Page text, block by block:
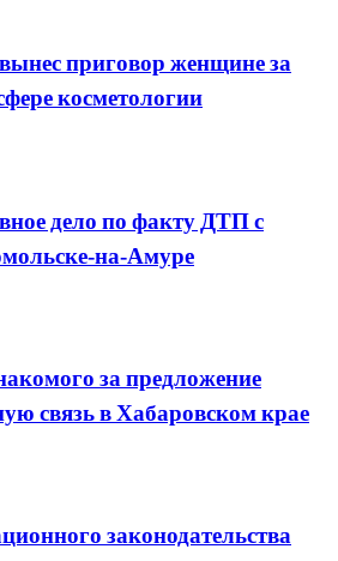
приговор женщине за
косметологии
дело по факту ДТП с
за предложение
связь в Хабаровском крае
законодательства